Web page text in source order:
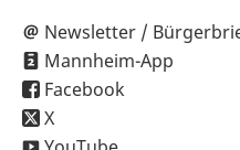
Newsletter /
Mannheim-App
Facebook
X